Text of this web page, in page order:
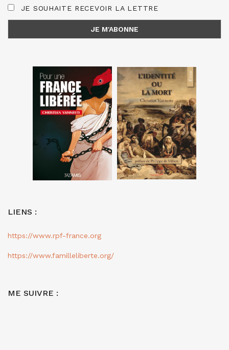
JE SOUHAITE RECEVOIR LA LETTRE
LIENS :
https://www.rpf-france.org
https://www.familleliberte.org/
ME SUIVRE :